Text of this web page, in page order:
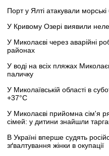
Порт у Ялті атакували
У Кривому Озері виявили
У Миколаєві через аварійні
районах
У воді на всіх пляжах
паличку
У Миколаївській області в
+37°C
У Миколаєві прийомна сім'я
сімей: у дитини знайшли
В Україні вперше судять
зґвалтування жінки в окупації